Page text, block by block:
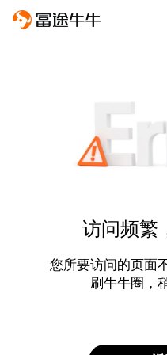
访问频繁
您所要访问的页面
刷牛牛圈，